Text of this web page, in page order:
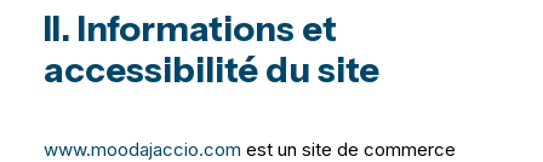
II. Informations et
accessibilité du site
www.moodajaccio.com est un site de commerce